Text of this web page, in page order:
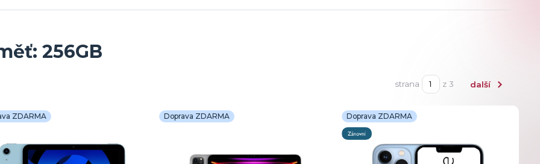
256GB
strana z 3 další
ZDARMA Doprava ZDARMA Doprava ZDARMA